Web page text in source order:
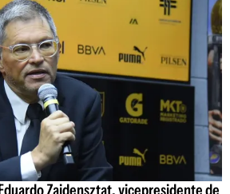
Zaidensztat, vicepresidente de